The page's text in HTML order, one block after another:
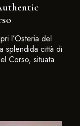
l’Osteria del
splendida città di
Corso, situata